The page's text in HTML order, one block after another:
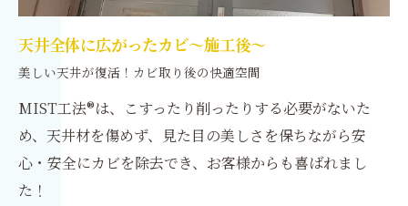
天井全体に広がったカビ～施工後～
美しい天井が復活！カビ取り後の快適空間
MIST工法®は、こすったり削ったりする必要がないた
め、天井材を傷めず、見た目の美しさを保ちながら安
心・安全にカビを除去でき、お客様からも喜ばれまし
た！